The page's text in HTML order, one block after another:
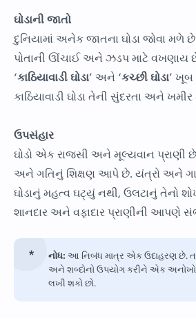
ઘોડાની જાતો
દુનિયામાં અનેક જાતના ઘોડા જોવા મળે
પોતાની ઊંચાઈ અને ઝડપ માટે વખણાય
‘કાઠિયાવાડી ઘોડા’ અને ‘કચ્છી ઘોડા’ ખૂબ
કાઠિયાવાડી ઘોડા તેની સુંદરતા અને
ઉપસંહાર
ઘોડો એક રાજસી અને મૂલ્યવાન
અને ગતિનું શિક્ષણ આપે છે. યંત્રો અને
ઘોડાનું મહત્વ ઘટ્યું નથી, ઉલટાનું તેનો
શાનદાર અને વફાદાર પ્રાણીની આપણે
નોધ: આ નિબંધ માત્ર એક ઉદાહરણ છે. તમે
અને શબ્દોનો ઉપયોગ કરીને એક
લખી શકો છો.